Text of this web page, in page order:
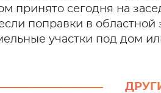
принято сегодня на
поправки в областной
участки под дом